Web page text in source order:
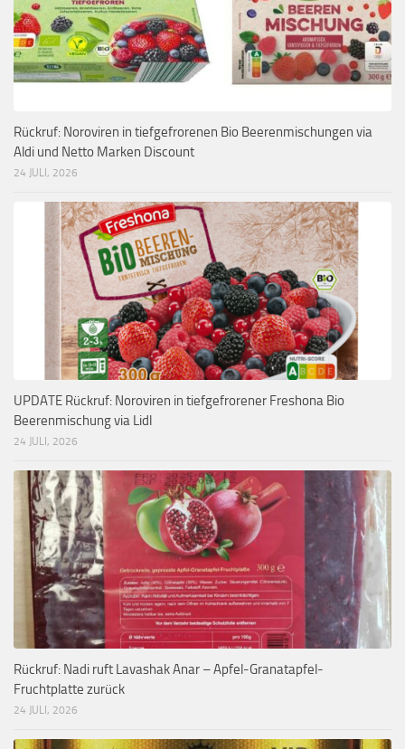
Rückruf: Noroviren in tiefgefrorenen Bio Beerenmischungen via
Aldi und Netto Marken Discount
24 JULI, 2026
UPDATE Rückruf: Noroviren in tiefgefrorener Freshona Bio
Beerenmischung via Lidl
24 JULI, 2026
Rückruf: Nadi ruft Lavashak Anar – Apfel-Granatapfel-
Fruchtplatte zurück
24 JULI, 2026